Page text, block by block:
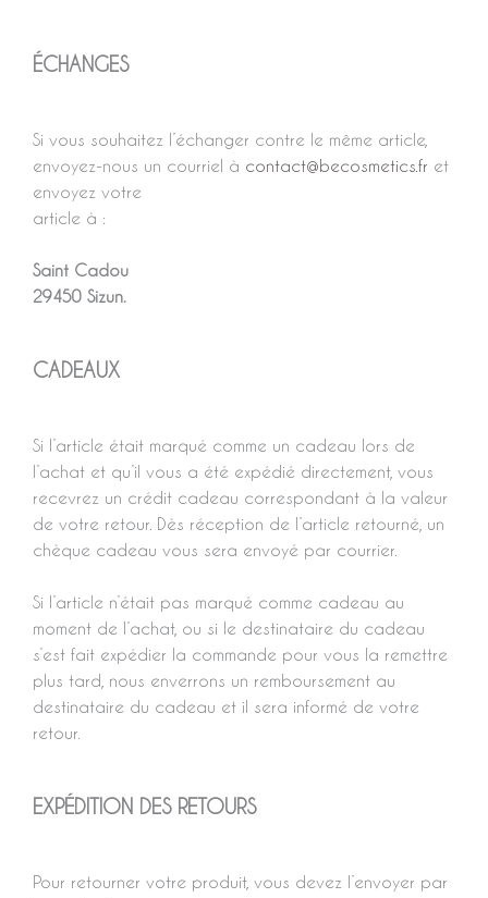
ÉCHANGES
Si vous souhaitez l’échanger contre le même article,
envoyez-nous un courriel à contact@becosmetics.fr et
envoyez votre
article à :
Saint Cadou
29450 Sizun.
CADEAUX
Si l’article était marqué comme un cadeau lors de
l’achat et qu’il vous a été expédié directement, vous
recevrez un crédit cadeau correspondant à la valeur
de votre retour. Dès réception de l’article retourné, un
chèque cadeau vous sera envoyé par courrier.
Si l’article n’était pas marqué comme cadeau au
moment de l’achat, ou si le destinataire du cadeau
s’est fait expédier la commande pour vous la remettre
plus tard, nous enverrons un remboursement au
destinataire du cadeau et il sera informé de votre
retour.
EXPÉDITION DES RETOURS
Pour retourner votre produit, vous devez l’envoyer par